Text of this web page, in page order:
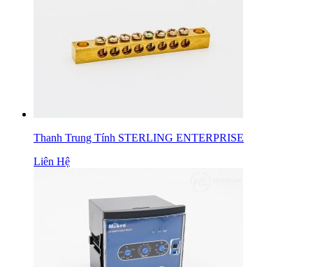
Thanh Trung Tính STERLING ENTERPRISE
Liên Hệ